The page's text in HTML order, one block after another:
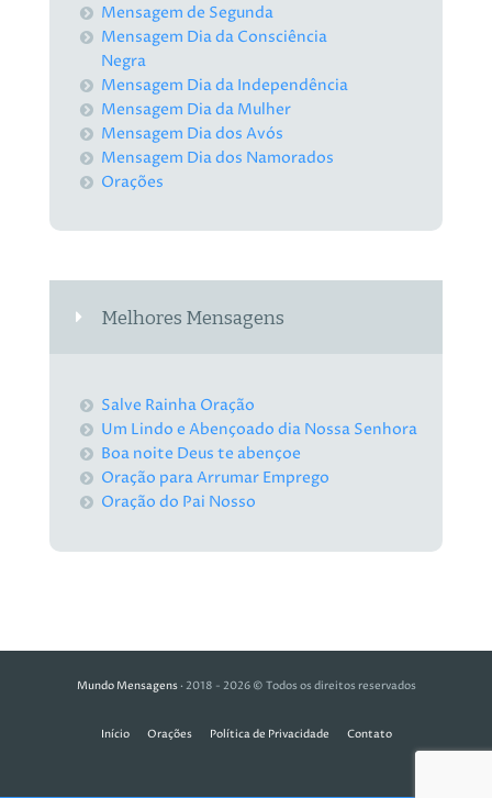
Mensagem de Segunda
Mensagem Dia da Consciência
Negra
Mensagem Dia da Independência
Mensagem Dia da Mulher
Mensagem Dia dos Avós
Mensagem Dia dos Namorados
Orações
Melhores Mensagens
Salve Rainha Oração
Um Lindo e Abençoado dia Nossa Senhora
Boa noite Deus te abençoe
Oração para Arrumar Emprego
Oração do Pai Nosso
Mundo Mensagens· 2018 - 2026 © Todos os direitos reservados
Início Orações Política de Privacidade Contato